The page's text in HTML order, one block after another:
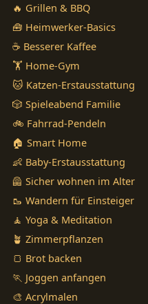
🔥 Grillen & BBQ
🧰 Heimwerker-Basics
☕ Besserer Kaffee
🏋️ Home-Gym
🐱 Katzen-Erstausstattung
🎲 Spieleabend Familie
🚲 Fahrrad-Pendeln
🏠 Smart Home
👶 Baby-Erstausstattung
🦺 Sicher wohnen im Alter
🥾 Wandern für Einsteiger
🧘 Yoga & Meditation
🪴 Zimmerpflanzen
🍞 Brot backen
🏃 Joggen anfangen
🎨 Acrylmalen